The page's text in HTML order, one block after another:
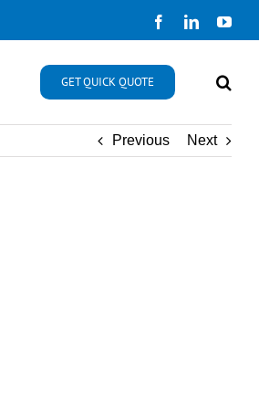
FacebookLinkedIn
GET QUICK QUOTE
Previous Next